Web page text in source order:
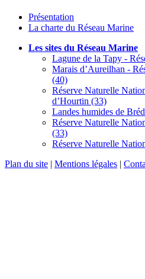
Présentation
La charte du Réseau Marine
Les sites du Réseau Marine
Lagune de la Tapy -
Marais d’Aureilhan -
(40)
Réserve Naturelle
d’Hourtin (33)
Landes humides de
Réserve Naturelle
(33)
Réserve Naturelle
Plan du site | Mentions légales |